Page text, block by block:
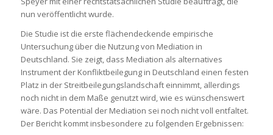
nun veröffentlicht wurde.
Die Studie ist die erste flächendeckende empirische
Untersuchung über die Nutzung von Mediation in
Deutschland. Sie zeigt, dass Mediation als alternatives
Instrument der Konfliktbeilegung in Deutschland einen festen
Platz in der Streitbeilegungslandschaft einnimmt, allerdings
noch nicht in dem Maße genutzt wird, wie es wünschenswert
wäre. Das Potential der Mediation sei noch nicht voll entfaltet.
Der Bericht kommt insbesondere zu folgenden Ergebnissen: